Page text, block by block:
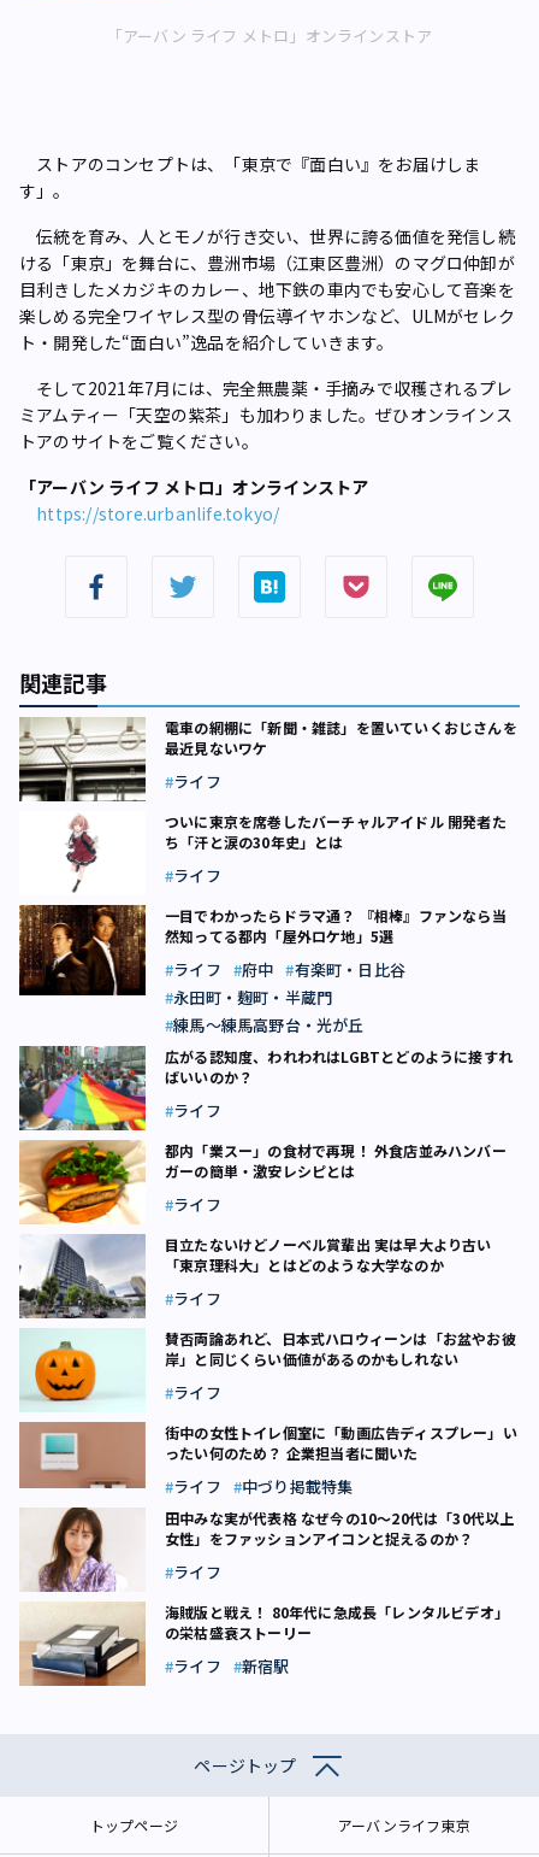
「アーバン ライフ メトロ」オンラインストア
ストアのコンセプトは、「東京で『面白い』をお届けしま
す」。
伝統を育み、人とモノが行き交い、世界に誇る価値を発信し続
ける「東京」を舞台に、豊洲市場（江東区豊洲）のマグロ仲卸が
目利きしたメカジキのカレー、地下鉄の車内でも安心して音楽を
楽しめる完全ワイヤレス型の骨伝導イヤホンなど、ULMがセレク
ト・開発した“面白い”逸品を紹介していきます。
そして2021年7月には、完全無農薬・手摘みで収穫されるプレ
ミアムティー「天空の紫茶」も加わりました。ぜひオンラインス
トアのサイトをご覧ください。
「アーバン ライフ メトロ」オンラインストア
https://store.urbanlife.tokyo/
関連記事
電車の網棚に「新聞・雑誌」を置いていくおじさんを
最近見ないワケ
ライフ
ついに東京を席巻したバーチャルアイドル 開発者た
ち「汗と涙の30年史」とは
ライフ
一目でわかったらドラマ通？ 『相棒』ファンなら当
然知ってる都内「屋外ロケ地」5選
ライフ 府中
有楽町・日比谷
永田町・麹町・半蔵門
練馬～練馬高野台・光が丘
広がる認知度、われわれはLGBTとどのように接すれ
ばいいのか？
ライフ
都内「業スー」の食材で再現！ 外食店並みハンバー
ガーの簡単・激安レシピとは
ライフ
目立たないけどノーベル賞輩出 実は早大より古い
「東京理科大」とはどのような大学なのか
ライフ
賛否両論あれど、日本式ハロウィーンは「お盆やお彼
岸」と同じくらい価値があるのかもしれない
ライフ
街中の女性トイレ個室に「動画広告ディスプレー」い
ったい何のため？ 企業担当者に聞いた
ライフ 中づり掲載特集
田中みな実が代表格 なぜ今の10～20代は「30代以上
女性」をファッションアイコンと捉えるのか？
ライフ
海賊版と戦え！ 80年代に急成長「レンタルビデオ」
の栄枯盛衰ストーリー
ライフ 新宿駅
ページトップ
トップページ アーバンライフ東京